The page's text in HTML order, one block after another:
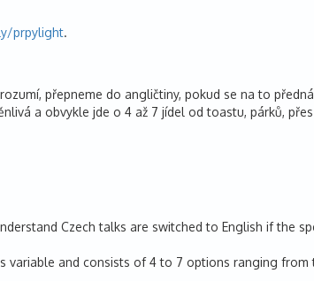
prpylight.
přepneme do angličtiny, pokud se na to
a obvykle jde o 4 až 7 jídel od toastu, párků,
Czech talks are switched to English if the
and consists of 4 to 7 options ranging from